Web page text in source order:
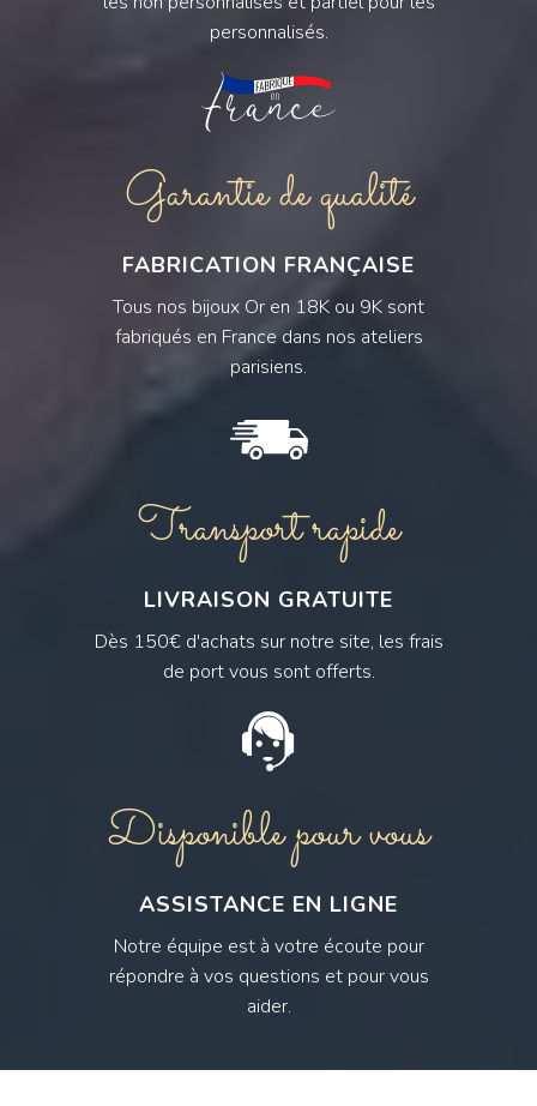
personnalisés.
Garantie de qualité
FABRICATION FRANÇAISE
Tous nos bijoux Or en 18K ou 9K sont
fabriqués en France dans nos ateliers
parisiens.
Transport rapide
LIVRAISON GRATUITE
Dès 150€ d'achats sur notre site, les frais
de port vous sont offerts.
Disponible pour vous
ASSISTANCE EN LIGNE
Notre équipe est à votre écoute pour
répondre à vos questions et pour vous
aider.